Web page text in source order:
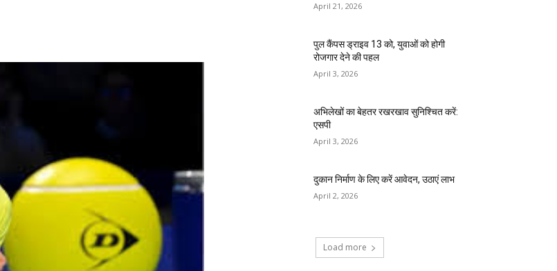
April 21, 2026
पुल कैंपस ड्राइव 13 को, युवाओं को होगी
रोजगार देने की पहल
April 3, 2026
अभिलेखों का बेहतर रखरखाव सुनिश्चित करें:
एसपी
April 3, 2026
दुकान निर्माण के लिए करें आवेदन, उठाएं लाभ
April 2, 2026
Load more